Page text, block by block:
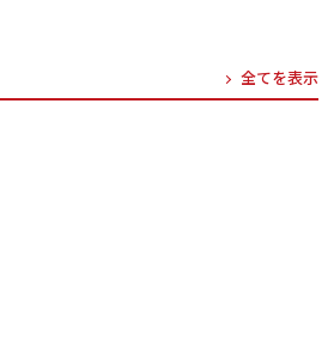
全てを表示